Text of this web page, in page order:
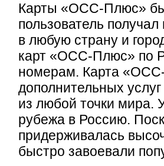
Карты «ОСС-Плюс»
пользователь
в любую страну и
карт «ОСС-Плюс» по
номерам. Карта «
дополнительных
из любой точки мира.
рубежа в Россию.
придерживалась
быстро завоевали